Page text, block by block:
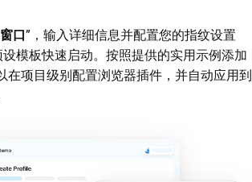
口”，输入详细信息并配置您的指纹设置
模板快速启动。按照提供的实用示例添加
在项目级别配置浏览器插件，并自动应用到